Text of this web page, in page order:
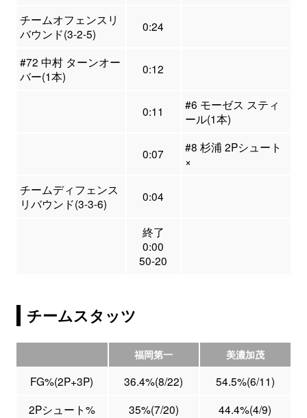
チームオフェンスリ
バウンド(3-2-5)
0:24
#72 中村 ターンオー
バー(1本)
0:12
0:11
#6 モーゼス スティ
ール(1本)
0:07
#8 杉浦 2Pシュート
×
チームディフェンス
リバウンド(3-3-6)
0:04
終了
0:00
50-20
チームスタッツ
福岡第一 美濃加茂
FG%(2P+3P) 36.4%(8/22)
54.5%(6/11)
2Pシュート%
35%(7/20)
44.4%(4/9)